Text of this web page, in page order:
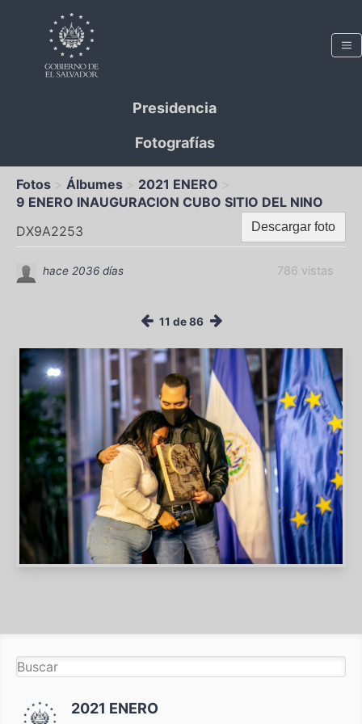
Presidencia
Fotografías
Fotos Álbumes
2021 ENERO
9 ENERO INAUGURACION CUBO SITIO DEL NINO
Descargar foto
DX9A2253
786 vistas
hace 2036 días
11 de 86
2021 ENERO